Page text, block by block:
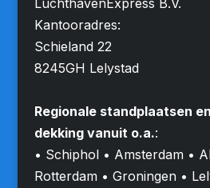
Kantooradres:
Schieland 22
8245GH Lelystad
Regionale standplaatsen
dekking vanuit o.a.:
• Schiphol • Amsterdam •
Rotterdam • Groningen •